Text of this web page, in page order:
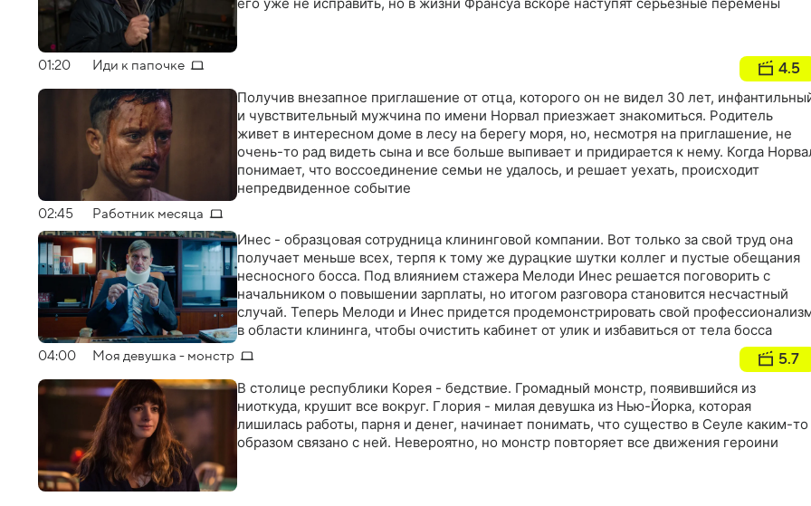
его уже не исправить, но в жизни Франсуа вскоре наступят серьезные перемены
01:20 Иди к папочке 4.5
Получив внезапное приглашение от отца, которого он не видел 30 лет,
и чувствительный мужчина по имени Норвал приезжает знакомиться. Родитель
живет в интересном доме в лесу на берегу моря, но, несмотря на приглашение, не
очень-то рад видеть сына и все больше выпивает и придирается к нему. Когда
понимает, что воссоединение семьи не удалось, и решает уехать, происходит
непредвиденное событие
02:45 Работник месяца
Инес - образцовая сотрудница клининговой компании. Вот только за свой труд она
получает меньше всех, терпя к тому же дурацкие шутки коллег и пустые обещания
несносного босса. Под влиянием стажера Мелоди Инес решается поговорить с
начальником о повышении зарплаты, но итогом разговора становится несчастный
случай. Теперь Мелоди и Инес придется продемонстрировать свой
в области клининга, чтобы очистить кабинет от улик и избавиться от тела босса
04:00 Моя девушка - монстр 5.7
В столице республики Корея - бедствие. Громадный монстр, появившийся из
ниоткуда, крушит все вокруг. Глория - милая девушка из Нью-Йорка, которая
лишилась работы, парня и денег, начинает понимать, что существо в Сеуле каким-то
образом связано с ней. Невероятно, но монстр повторяет все движения героини